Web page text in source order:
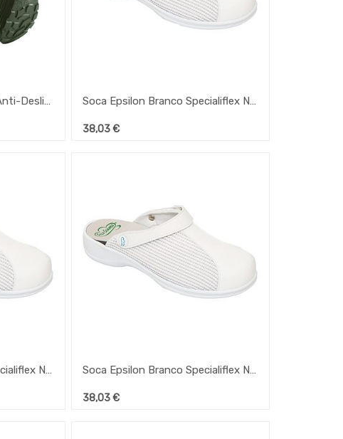
Bota Montana Unisexo Anti-Deslizantes Nº36 Soca Epsilon Branco Specialiflex Nº41
38,03€
Soca Epsilon Branco Specialiflex Nº38 Soca Epsilon Branco Specialiflex Nº37
38,03€